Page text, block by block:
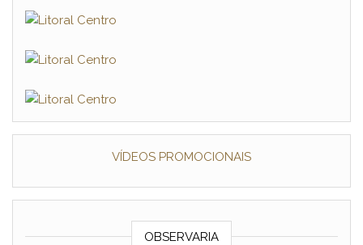
VÍDEOS PROMOCIONAIS
OBSERVARIA